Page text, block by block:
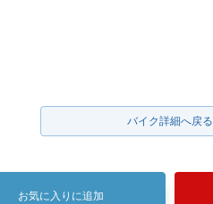
バイク詳細へ戻る
お気に入りに追加